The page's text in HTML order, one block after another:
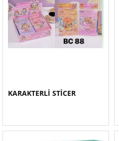
KARAKTERLİ STİCER